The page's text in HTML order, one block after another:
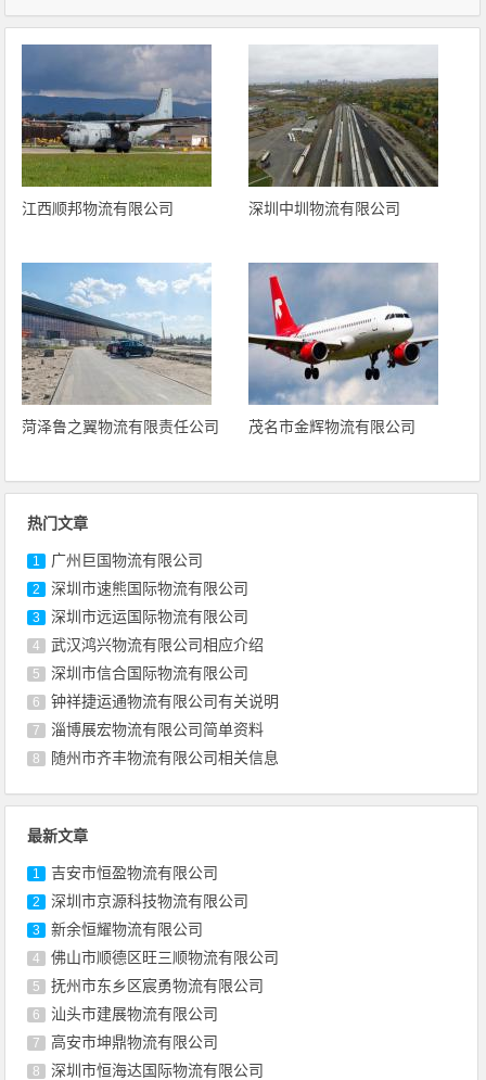
江西顺邦物流有限公司 深圳中圳物流有限公司
菏泽鲁之翼物流有限责任公司 茂名市金辉物流有限公司
热门文章
1 广州巨国物流有限公司
2 深圳市速熊国际物流有限公司
3 深圳市远运国际物流有限公司
4 武汉鸿兴物流有限公司相应介绍
5 深圳市信合国际物流有限公司
6 钟祥捷运通物流有限公司有关说明
7 淄博展宏物流有限公司简单资料
8 随州市齐丰物流有限公司相关信息
最新文章
1 吉安市恒盈物流有限公司
2 深圳市京源科技物流有限公司
3 新余恒耀物流有限公司
4 佛山市顺德区旺三顺物流有限公司
5 抚州市东乡区宸勇物流有限公司
6 汕头市建展物流有限公司
7 高安市坤鼎物流有限公司
8 深圳市恒海达国际物流有限公司